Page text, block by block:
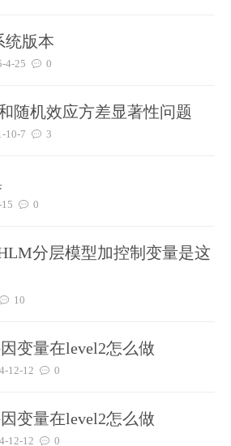
统版本
4-25 0
随机效应方差显著性问题
10-7 3
0
分层模型加控制变量是这
10
变量在level2怎么做
12-12 0
变量在level2怎么做
12-12 0